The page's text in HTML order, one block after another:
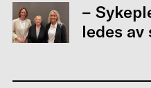
–
ledes av